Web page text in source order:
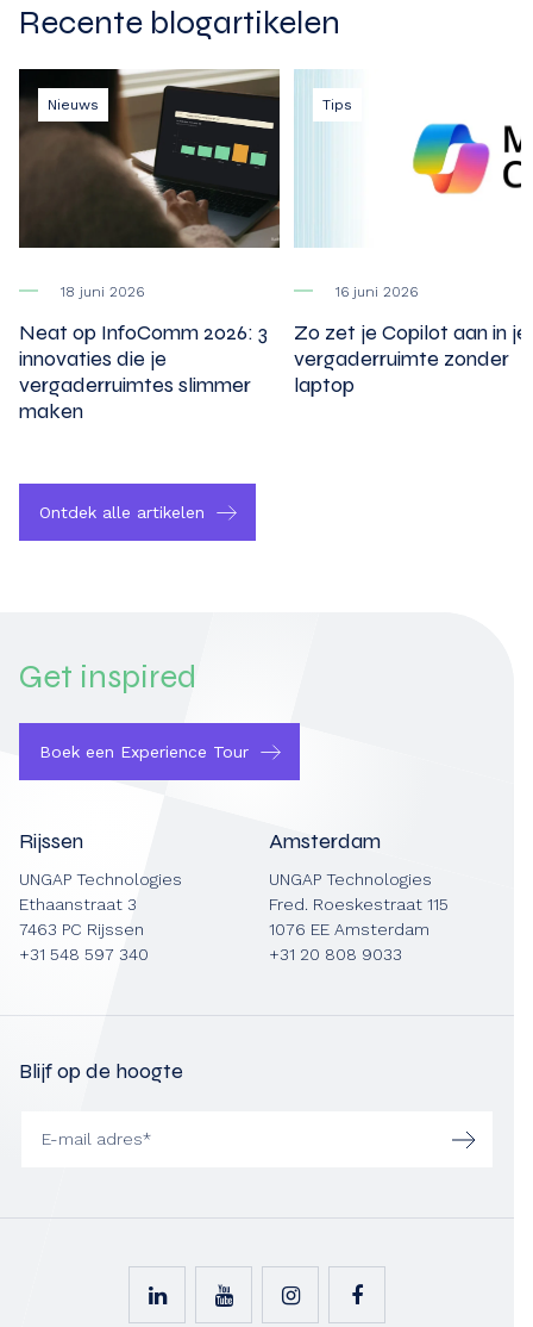
Recente blogartikelen
Nieuws
18 juni 2026
Neat op InfoComm 2026: 3
innovaties die je
vergaderruimtes slimmer
maken
Tips
16 juni 2026
Zo zet je Copilot aan in je
vergaderruimte zonder
laptop
Ontdek alle artikelen
Get inspired
Boek een Experience Tour
Rijssen
UNGAP Technologies
Ethaanstraat 3
7463 PC Rijssen
+31 548 597 340
Amsterdam
UNGAP Technologies
Fred. Roeskestraat 115
1076 EE Amsterdam
+31 20 808 9033
Blijf op de hoogte